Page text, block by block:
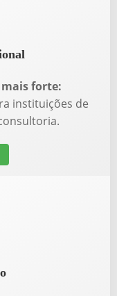
forte:
instituições de